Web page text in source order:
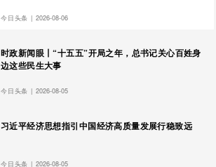
今日头条 | 2026-08-06
时政新闻眼丨“十五五”开局之年，总书记关心百姓身
边这些民生大事
今日头条 | 2026-08-05
习近平经济思想指引中国经济高质量发展行稳致远
今日头条 | 2026-08-05